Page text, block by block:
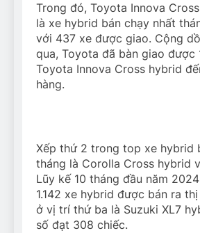
Trong đó, Toyota Innova
là xe hybrid bán chạy nhất
với 437 xe được giao. Cộng
qua, Toyota đã bàn giao được
Toyota Innova Cross hybrid
hàng.
Xếp thứ 2 trong top xe hybrid
tháng là Corolla Cross hybrid
Lũy kế 10 tháng đầu năm
1.142 xe hybrid được bán ra
ở vị trí thứ ba là Suzuki XL7
số đạt 308 chiếc.